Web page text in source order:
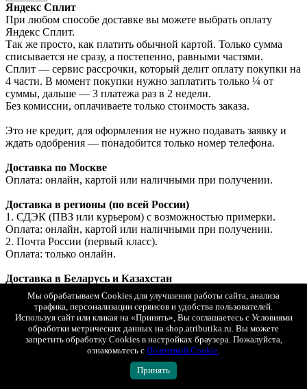
Яндекс Сплит
При любом способе доставке вы можете выбрать оплату
Яндекс Сплит.
Так же просто, как платить обычной картой. Только сумма
списывается не сразу, а постепенно, равными частями.
Сплит — сервис рассрочки, который делит оплату покупки на
4 части. В момент покупки нужно заплатить только ¼ от
суммы, дальше — 3 платежа раз в 2 недели.
Без комиссии, оплачиваете только стоимость заказа.
Это не кредит, для оформления не нужно подавать заявку и
ждать одобрения — понадобится только номер телефона.
Доставка по Москве
Оплата: онлайн, картой или наличными при получении.
Доставка в регионы (по всей России)
1. СДЭК (ПВЗ или курьером) с возможностью примерки.
Оплата: онлайн, картой или наличными при получении.
2. Почта России (первый класс).
Оплата: только онлайн.
Доставка в Беларусь и Казахстан
Оплата: только онлайн (банковской картой РФ).
Показать полностью
Доставка
Минимальная стоимость товаров в заказе для доставки - 1
Заказы меньшей стоимостью можно забрать самовывозом в
Мы обрабатываем Cookies для улучшения работы сайта, анализа
трафика, персонализации сервисов и удобства пользователей.
Используя сайт или кликая на «Принять», Вы соглашаетесь с Условиями
обработки метрических данных на shop.atributika.ru. Вы можете
запретить обработку Cookies в настройках браузера. Пожалуйста,
ознакомьтесь с Политикой Cookie.
Принять